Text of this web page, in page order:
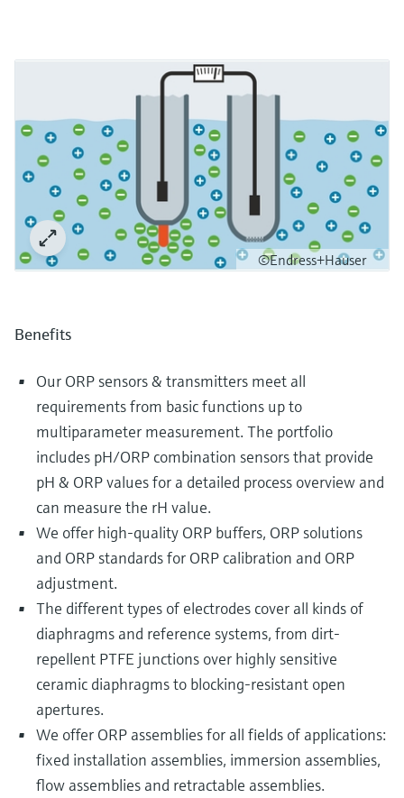
©Endress+Hauser
Benefits
Our ORP sensors & transmitters meet all
requirements from basic functions up to
multiparameter measurement. The portfolio
includes pH/ORP combination sensors that provide
pH & ORP values for a detailed process overview and
can measure the rH value.
We offer high-quality ORP buffers, ORP solutions
and ORP standards for ORP calibration and ORP
adjustment.
The different types of electrodes cover all kinds of
diaphragms and reference systems, from dirt-
repellent PTFE junctions over highly sensitive
ceramic diaphragms to blocking-resistant open
apertures.
We offer ORP assemblies for all fields of applications:
fixed installation assemblies, immersion assemblies,
flow assemblies and retractable assemblies.